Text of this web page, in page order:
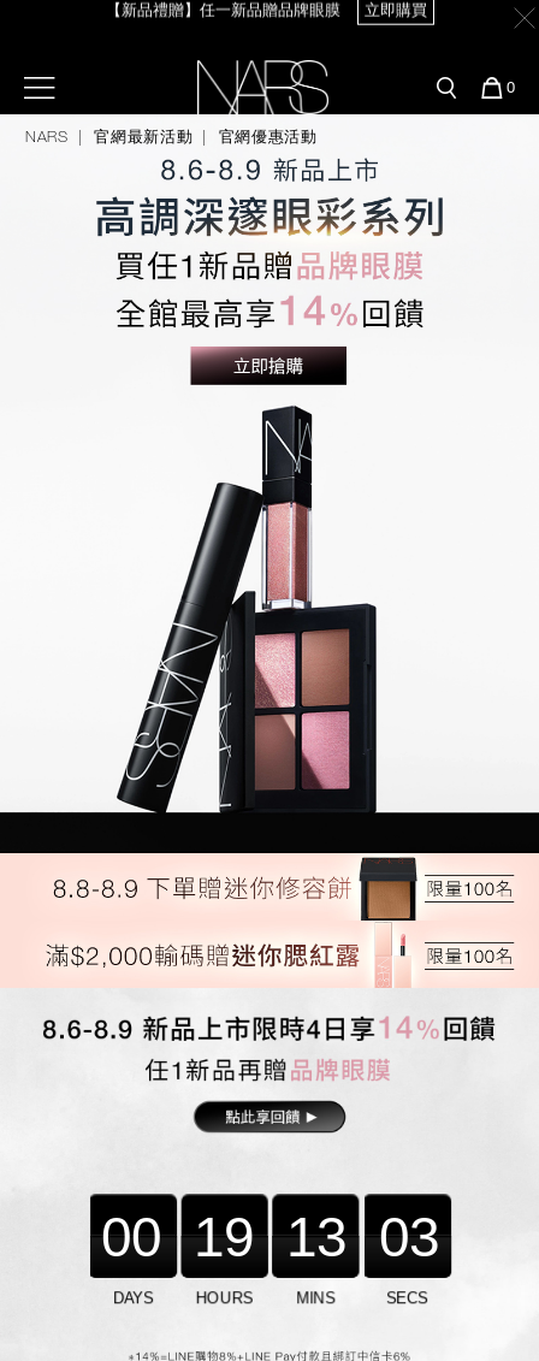
【8.6-8.9 限定】全館最高享14%回饋
【8/3-8/10限定】明星底妝買1送1
【8/3-8/10限定】限時輸碼贈迷你腮紅露 立即購買
新客首購輸＜WELCOME＞享9折
選單"
您
0
官網最新活動
預約金曲獎妝容
官網優惠活動
官網獨家組合
水光頰彩系列
試用送到家
彩盤及禮盒組
彩妝服務
彩妝專欄
粉底線上試色
專業彩妝學院
00 19 13 01
DAYS HOURS MINS SECS
NARS 官網最新活動 官網優惠活動